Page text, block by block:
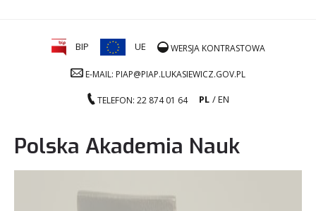
BIP UE WERSJA KONTRASTOWA
E-MAIL: PIAP@PIAP.LUKASIEWICZ.GOV.PL
TELEFON: 22 874 01 64 PL EN
Polska Akademia Nauk